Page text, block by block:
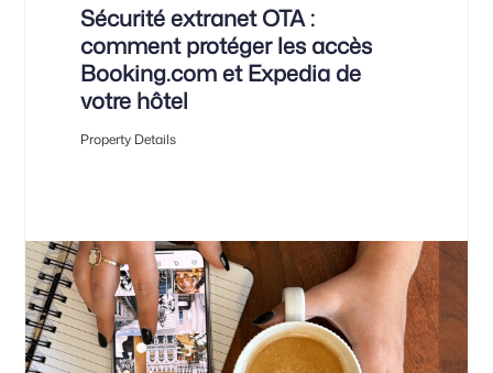
Sécurité extranet OTA :
comment protéger les accès
Booking.com et Expedia de
votre hôtel
Property Details